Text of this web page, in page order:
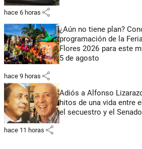
hace 6 horas share
¿Aún no tiene plan?
programación de la
Flores 2026 para este
5 de agosto
hace 9 horas share
Adiós a Alfonso
hitos de una vida entre
el secuestro y el Senado
hace 11 horas share